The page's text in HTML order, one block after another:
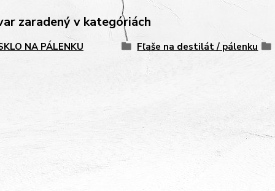
zaradený v kategóriách
NA PÁLENKU Fľaše na destilát / pálenku